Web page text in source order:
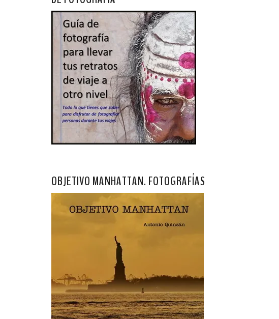
OBJETIVO MANHATTAN. FOTOGRAFÍAS